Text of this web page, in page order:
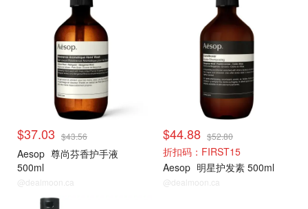
$37.03 $43.56
Aesop 尊尚芬香护手液
500ml
@dealmoon.ca
$44.88 $52.80
折扣码：FIRST15
Aesop 明星护发素 500ml
@dealmoon.ca